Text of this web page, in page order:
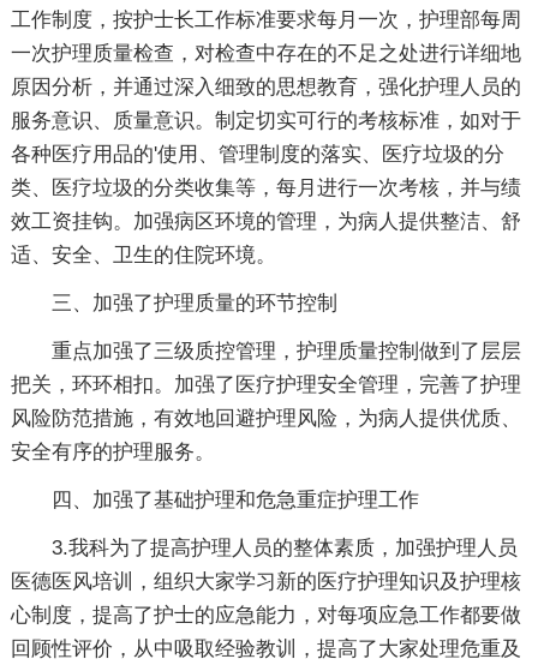
工作制度，按护士长工作标准要求每月一次，护理部每周
一次护理质量检查，对检查中存在的不足之处进行详细地
原因分析，并通过深入细致的思想教育，强化护理人员的
服务意识、质量意识。制定切实可行的考核标准，如对于
各种医疗用品的'使用、管理制度的落实、医疗垃圾的分
类、医疗垃圾的分类收集等，每月进行一次考核，并与绩
效工资挂钩。加强病区环境的管理，为病人提供整洁、舒
适、安全、卫生的住院环境。
三、加强了护理质量的环节控制
重点加强了三级质控管理，护理质量控制做到了层层
把关，环环相扣。加强了医疗护理安全管理，完善了护理
风险防范措施，有效地回避护理风险，为病人提供优质、
安全有序的护理服务。
四、加强了基础护理和危急重症护理工作
3.我科为了提高护理人员的整体素质，加强护理人员
医德医风培训，组织大家学习新的医疗护理知识及护理核
心制度，提高了护士的应急能力，对每项应急工作都要做
回顾性评价，从中吸取经验教训，提高了大家处理危重及